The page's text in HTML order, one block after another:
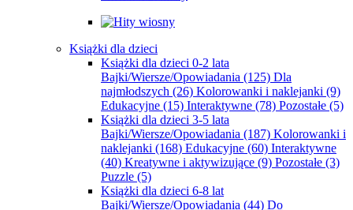
Książki dla dzieci
Książki dla dzieci 0-2 lata
Bajki/Wiersze/Opowiadania (125) Dla
najmłodszych (26) Kolorowanki i naklejanki (9)
Edukacyjne (15) Interaktywne (78) Pozostałe (5)
Książki dla dzieci 3-5 lata
Bajki/Wiersze/Opowiadania (187) Kolorowanki i
naklejanki (168) Edukacyjne (60) Interaktywne
(40) Kreatywne i aktywizujące (9) Pozostałe (3)
Puzzle (5)
Książki dla dzieci 6-8 lat
Bajki/Wiersze/Opowiadania (44) Do